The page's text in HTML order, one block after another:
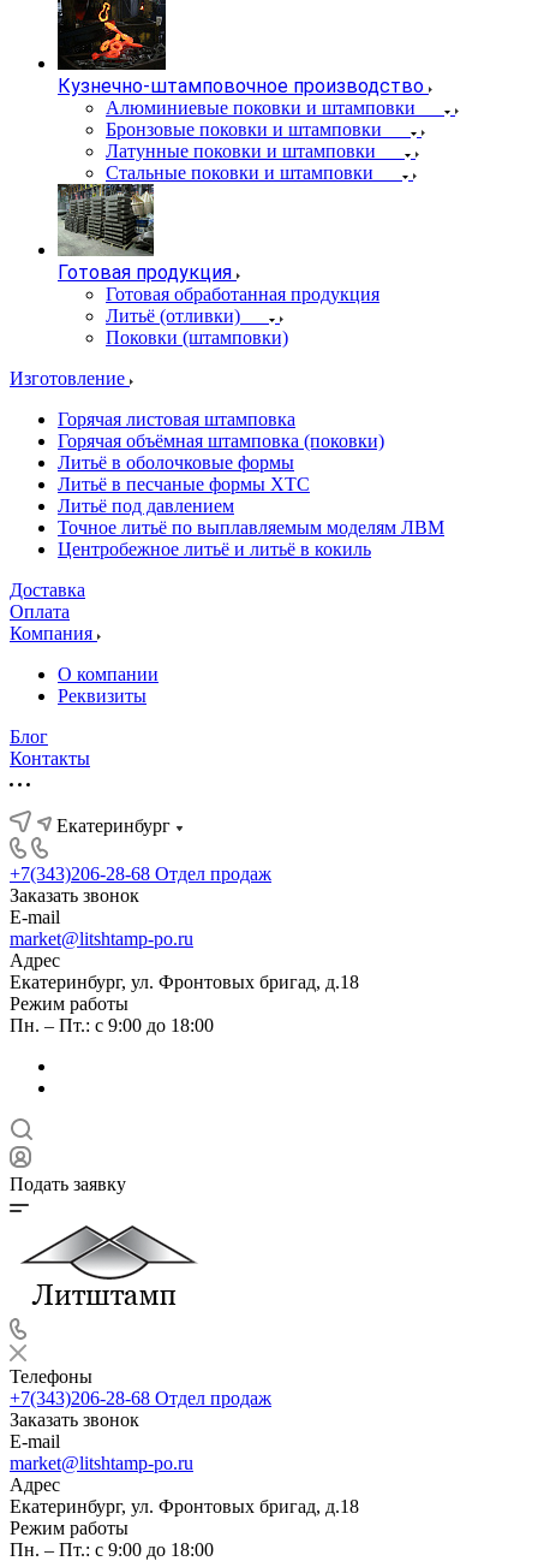
Кузнечно-штамповочное производство
Алюминиевые поковки и штамповки
Бронзовые поковки и штамповки
Латунные поковки и штамповки
Стальные поковки и штамповки
Готовая продукция
Готовая обработанная продукция
Литьё (отливки)
Поковки (штамповки)
Изготовление
Горячая листовая штамповка
Горячая объёмная штамповка (поковки)
Литьё в оболочковые формы
Литьё в песчаные формы ХТС
Литьё под давлением
Точное литьё по выплавляемым моделям ЛВМ
Центробежное литьё и литьё в кокиль
Доставка
Оплата
Компания
О компании
Реквизиты
Блог
Контакты
Екатеринбург
+7(343)206-28-68 Отдел продаж
Заказать звонок
E-mail
market@litshtamp-po.ru
Адрес
Екатеринбург, ул. Фронтовых бригад, д.18
Режим работы
Пн. – Пт.: с 9:00 до 18:00
Подать заявку
Телефоны
+7(343)206-28-68 Отдел продаж
Заказать звонок
E-mail
market@litshtamp-po.ru
Адрес
Екатеринбург, ул. Фронтовых бригад, д.18
Режим работы
Пн. – Пт.: с 9:00 до 18:00